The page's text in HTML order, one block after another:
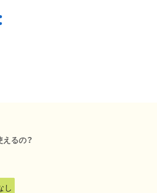
るの？
し